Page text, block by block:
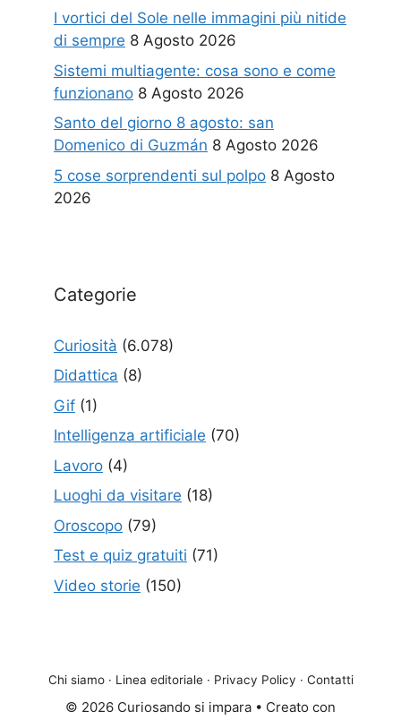
I vortici del Sole nelle immagini più nitide
di sempre 8 Agosto 2026
Sistemi multiagente: cosa sono e come
funzionano 8 Agosto 2026
Santo del giorno 8 agosto: san
Domenico di Guzmán 8 Agosto 2026
5 cose sorprendenti sul polpo 8 Agosto
2026
Categorie
Curiosità (6.078)
Didattica (8)
Gif (1)
Intelligenza artificiale (70)
Lavoro (4)
Luoghi da visitare (18)
Oroscopo (79)
Test e quiz gratuiti (71)
Video storie (150)
Chi siamo · Linea editoriale · Privacy Policy · Contatti
© 2026 Curiosando si impara • Creato con